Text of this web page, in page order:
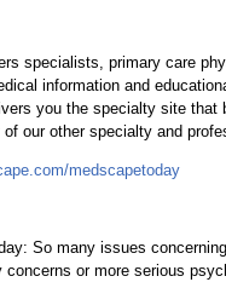
specialists, primary care
information and
you the specialty site
our other specialty and
medscapetoday
So many issues
or more serious